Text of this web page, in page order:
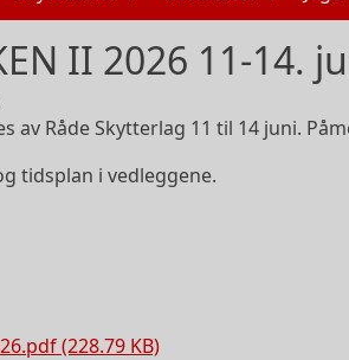
II 2026 11-14.
av Råde Skytterlag 11 til 14 juni.
tidsplan i vedleggene.
(228.79 KB)